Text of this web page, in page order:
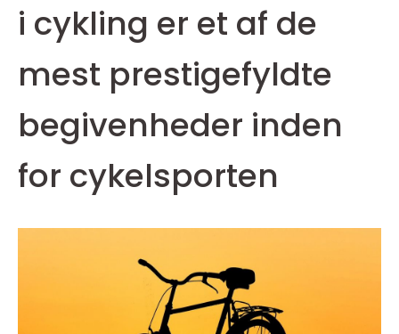
i cykling er et af de
mest prestigefyldte
begivenheder inden
for cykelsporten